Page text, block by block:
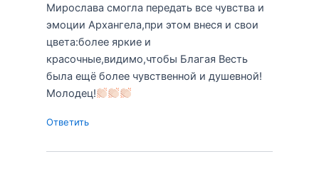
Мирослава смогла передать все чувства и
эмоции Архангела,при этом внеся и свои
цвета:более яркие и
красочные,видимо,чтобы Благая Весть
была ещё более чувственной и душевной!
Молодец!
Ответить